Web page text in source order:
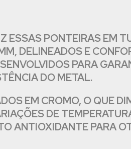
ESSAS PONTEIRAS EM
DELINEADOS E
PARA
DO METAL.
EM CROMO, O QUE
DE
ANTIOXIDANTE PARA